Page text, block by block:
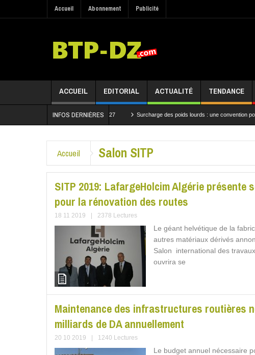
Accueil Abonnement Publicité
ACCUEIL EDITORIAL ACTUALITÉ TENDANCE
INFOS DERNIÈRES
structurant attendu en 2027 Surcharge des poids lourds : une convention pour renforcer les
Accueil Salon SITP
SITP 2019: LafargeHolcim Algérie présente
pour la rénovation des routes
18 11 2019 2378 Lectures
Le géant helvétique de la
autres matériaux dérivés
Salon international des
ouvrira se
Maintenance des infrastructures routières
milliards de DA annuellement
20 10 2019 1240 Lectures
Le budget annuel nécessaire